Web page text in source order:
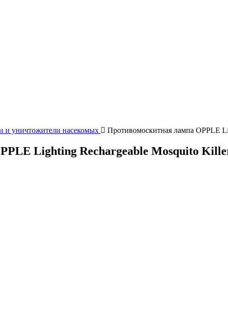
и уничтожители насекомых Противомоскитная лампа OPPLE
Lighting Rechargeable Mosquito